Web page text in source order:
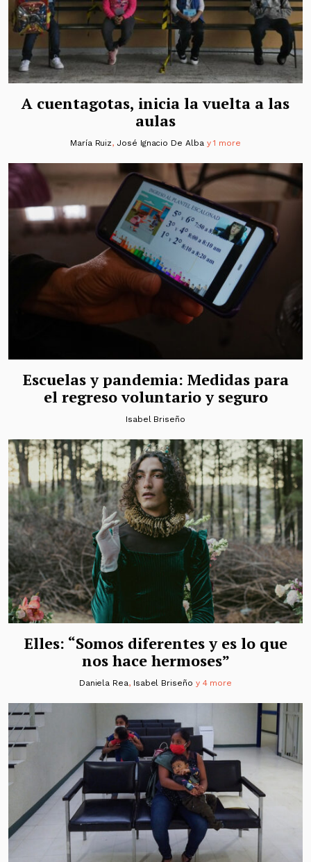
A cuentagotas, inicia la vuelta a las
aulas
María Ruiz, José Ignacio De Albay 1 more
Escuelas y pandemia: Medidas para
el regreso voluntario y seguro
Isabel Briseño
Elles: “Somos diferentes y es lo que
nos hace hermoses”
Daniela Rea, Isabel Briseño y 4 more